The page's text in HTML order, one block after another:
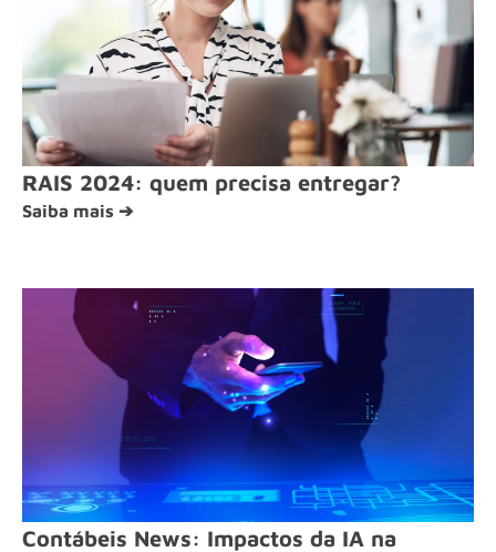
RAIS 2024: quem precisa entregar?
Saiba mais ➔
Contábeis News: Impactos da IA na